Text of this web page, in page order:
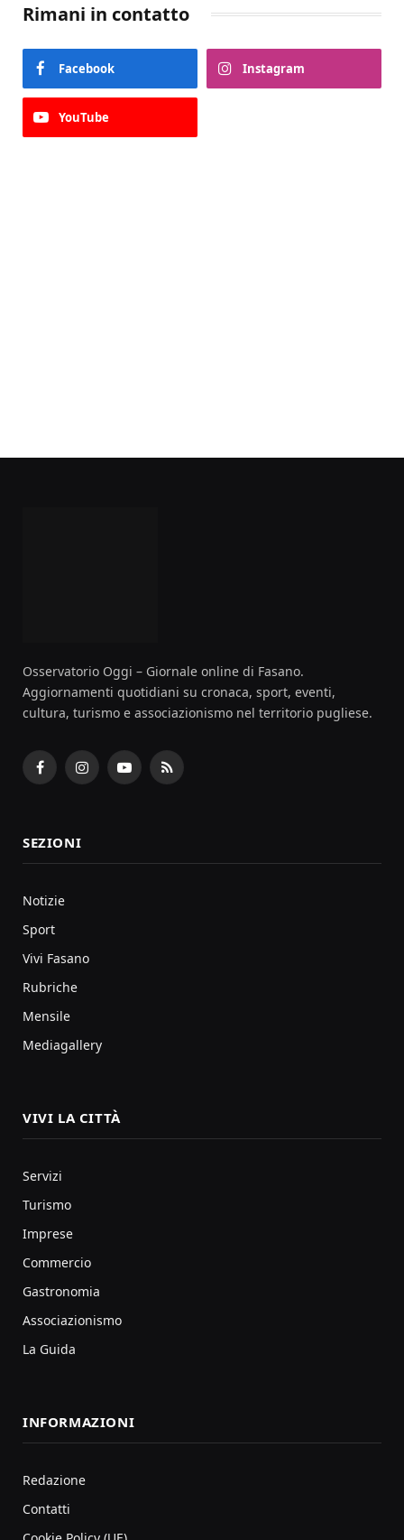
Rimani in contatto
Facebook Instagram
YouTube
Osservatorio Oggi – Giornale online di Fasano.
Aggiornamenti quotidiani su cronaca, sport, eventi,
cultura, turismo e associazionismo nel territorio pugliese.
FacebookInstagramYouTubeRSS
SEZIONI
Notizie
Sport
Vivi Fasano
Rubriche
Mensile
Mediagallery
VIVI LA CITTÀ
Servizi
Turismo
Imprese
Commercio
Gastronomia
Associazionismo
La Guida
INFORMAZIONI
Redazione
Contatti